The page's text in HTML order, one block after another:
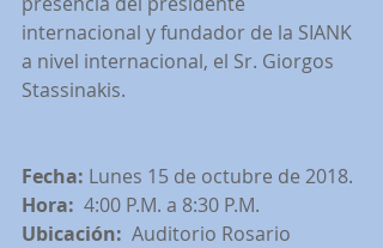
internacional y fundador de la SIANK
a nivel internacional, el Sr. Giorgos
Stassinakis.
Fecha: Lunes 15 de octubre de 2018.
Hora: 4:00 P.M. a 8:30 P.M.
Ubicación: Auditorio Rosario